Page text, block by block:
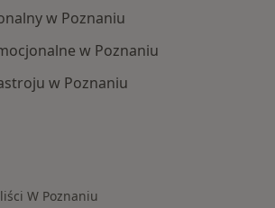
w Poznaniu
w Poznaniu
w Poznaniu
W Poznaniu